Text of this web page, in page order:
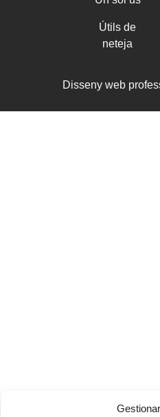
Útils de
neteja
Disseny web